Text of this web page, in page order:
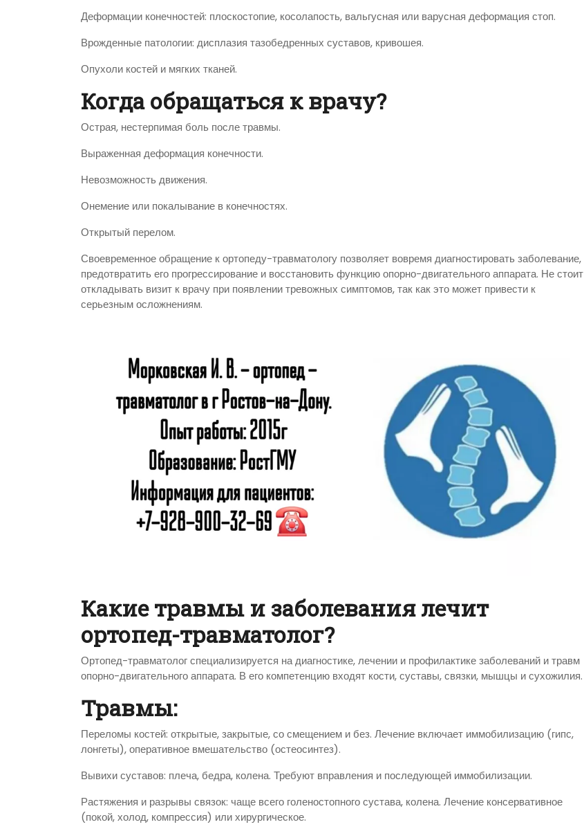
Деформации конечностей: плоскостопие, косолапость, вальгусная или варусная деформация стоп.
Врожденные патологии: дисплазия тазобедренных суставов, кривошея.
Опухоли костей и мягких тканей.
Когда обращаться к врачу?
Острая, нестерпимая боль после травмы.
Выраженная деформация конечности.
Невозможность движения.
Онемение или покалывание в конечностях.
Открытый перелом.
Своевременное обращение к ортопеду-травматологу позволяет вовремя диагностировать заболевание,
предотвратить его прогрессирование и восстановить функцию опорно-двигательного аппарата. Не стоит
откладывать визит к врачу при появлении тревожных симптомов, так как это может привести к
серьезным осложнениям.
Какие травмы и заболевания лечит
ортопед-травматолог?
Ортопед-травматолог специализируется на диагностике, лечении и профилактике заболеваний и травм
опорно-двигательного аппарата. В его компетенцию входят кости, суставы, связки, мышцы и сухожилия.
Травмы:
Переломы костей: открытые, закрытые, со смещением и без. Лечение включает иммобилизацию (гипс,
лонгеты), оперативное вмешательство (остеосинтез).
Вывихи суставов: плеча, бедра, колена. Требуют вправления и последующей иммобилизации.
Растяжения и разрывы связок: чаще всего голеностопного сустава, колена. Лечение консервативное
(покой, холод, компрессия) или хирургическое.